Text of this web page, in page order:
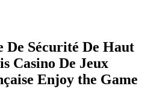
De Sécurité De Haut
Casino De Jeux
Enjoy the Game